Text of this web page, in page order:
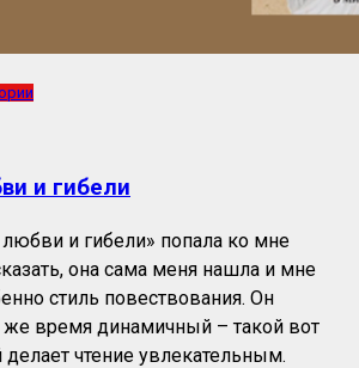
и гибели
и гибели» попала ко мне
она сама меня нашла и мне
стиль повествования. Он
время динамичный – такой вот
чтение увлекательным.